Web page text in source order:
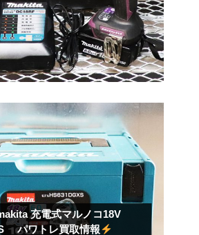
充電式マルノコ18V
パワトレ買取情報